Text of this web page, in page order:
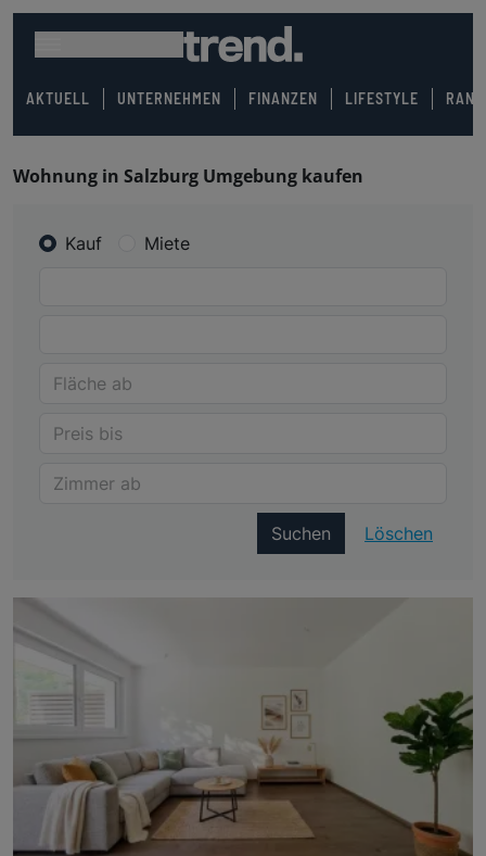
AKTUELL UNTERNEHMEN FINANZEN LIFESTYLE
Wohnung in Salzburg Umgebung kaufen
Kauf Miete
Suchen Löschen